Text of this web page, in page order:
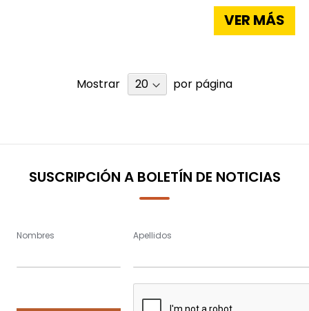
VER MÁS
Mostrar por página
SUSCRIPCIÓN A BOLETÍN DE NOTICIAS
Nombres Apellidos